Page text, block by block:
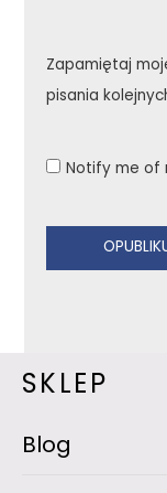
Zapamiętaj
pisania
Notify me of
SKLEP
Blog